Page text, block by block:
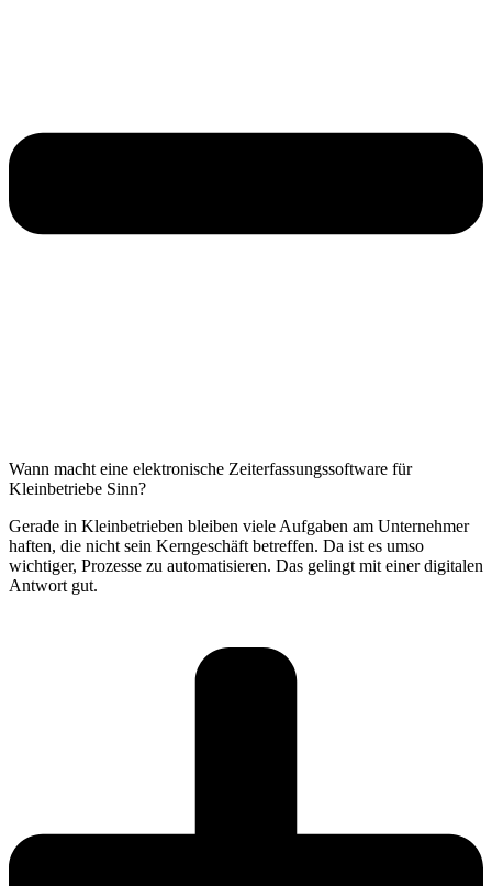
Wann macht eine elektronische Zeiterfassungssoftware für
Kleinbetriebe Sinn?
Gerade in Kleinbetrieben bleiben viele Aufgaben am Unternehmer
haften, die nicht sein Kerngeschäft betreffen. Da ist es umso
wichtiger, Prozesse zu automatisieren. Das gelingt mit einer digitalen
Antwort gut.